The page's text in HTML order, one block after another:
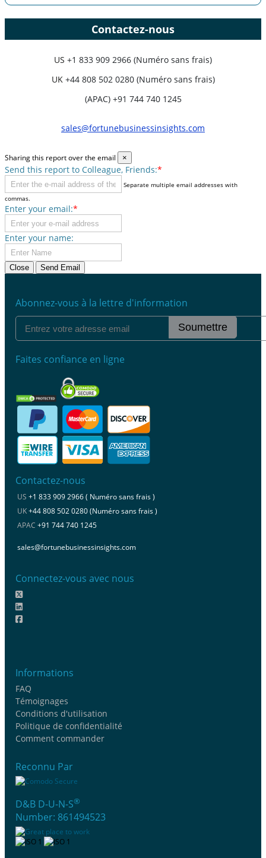
Contactez-nous
US +1 833 909 2966 (Numéro sans frais)
UK +44 808 502 0280 (Numéro sans frais)
(APAC) +91 744 740 1245
sales@fortunebusinessinsights.com
Sharing this report over the email ×
Send this report to Colleague, Friends:*
Separate multiple email addresses with
commas.
Enter your email:*
Enter your name:
Close Send Email
Abonnez-vous à la lettre d'information
Soumettre
Faites confiance en ligne
Contactez-nous
US +1 833 909 2966 ( Numéro sans frais )
UK+44 808 502 0280 (Numéro sans frais )
APAC +91 744 740 1245
sales@fortunebusinessinsights.com
Connectez-vous avec nous
Informations
FAQ
Témoignages
Conditions d'utilisation
Politique de confidentialité
Comment commander
Reconnu Par
D&B D-U-N-S®
Number: 861494523